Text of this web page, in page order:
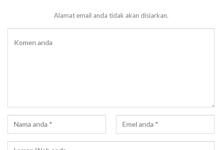
Alamat email anda tidak akan disiarkan.